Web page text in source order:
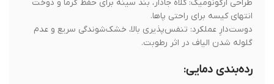
طراحی ارگونومیک: کلاه جادار، بند سینه برای حفظ گرما و دوخت
انتهای کیسه برای راحتی پاها.
دوست‌دارِ عملکرد: تنفس‌پذیری بالا، خشک‌شوندگی سریع و عدم
گلوله شدن الیاف در اثر رطوبت.
رده‌بندی دمایی: